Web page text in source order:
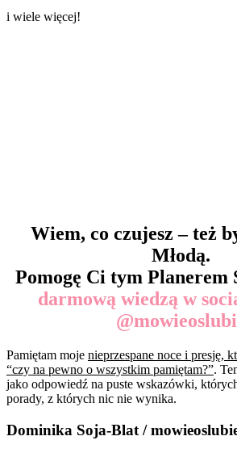
i wiele więcej!
Wiem, co czujesz – też
Młodą.
Pomogę Ci tym Planerem
darmową wiedzą w
Pamiętam moje nieprzespane noce i presję,
“czy na pewno o wszystkim pamiętam?”.
jako odpowiedź na puste wskazówki,
porady, z których nic nie wynika.
Dominika Soja-Blat /